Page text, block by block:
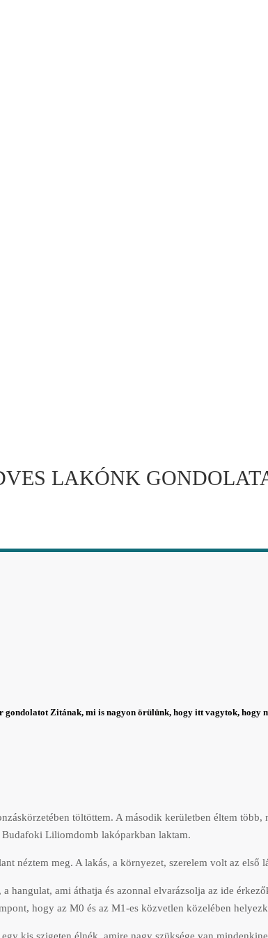
LAKÓNK
Zitának, mi is nagyon örülünk, hogy itt vagytok, hogy
töltöttem. A második kerületben éltem
Liliomdomb lakóparkban laktam.
néztem meg. A lakás, a környezet, szerelem volt az első
hangulat, ami áthatja és azonnal elvarázsolja az ide
hogy az M0 és az M1-es közvetlen közelében